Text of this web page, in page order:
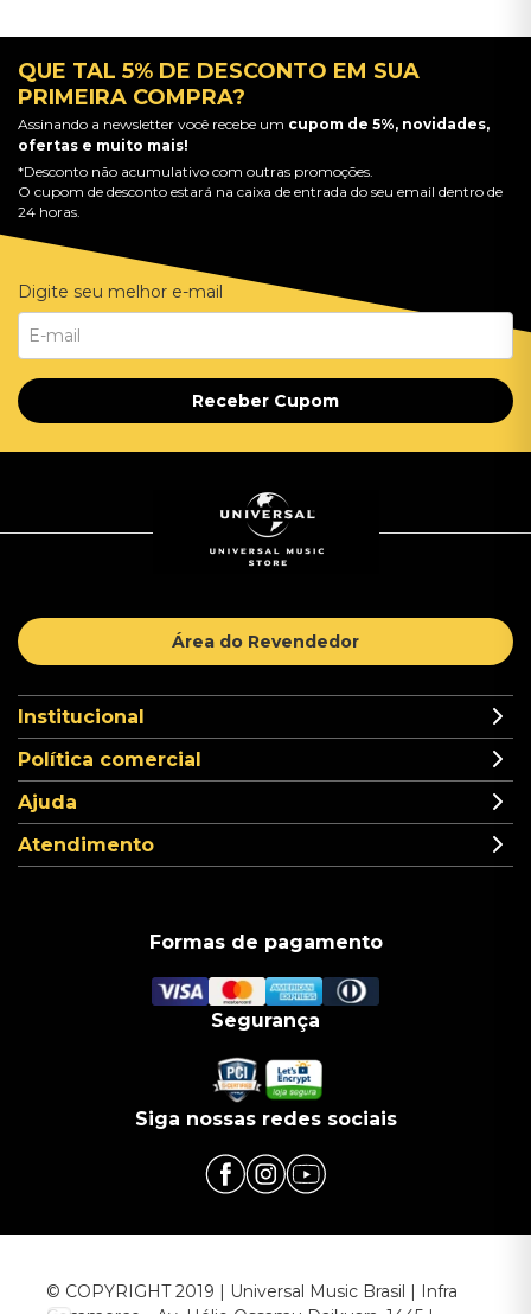
QUE TAL 5% DE DESCONTO EM SUA
PRIMEIRA COMPRA?
Assinando a newsletter você recebe um cupom de 5%, novidades,
ofertas e muito mais!
*Desconto não acumulativo com outras promoções.
O cupom de desconto estará na caixa de entrada do seu email dentro de
24 horas.
Digite seu melhor e-mail
Receber Cupom
Área do Revendedor
Institucional
Política comercial
Ajuda
Atendimento
Formas de pagamento
Segurança
Siga nossas redes sociais
© COPYRIGHT 2019 | Universal Music Brasil | Infra